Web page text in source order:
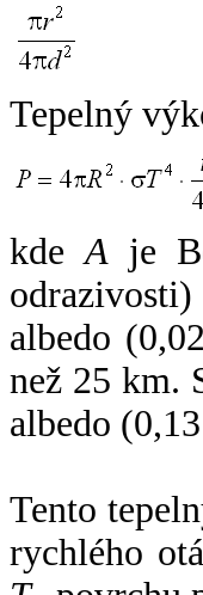
Tepelný
kdeA je
albedo
než 25 km.
albedo
Tento
rychlého